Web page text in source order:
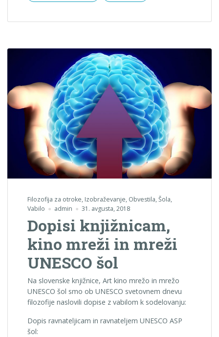
Filozofija za otroke, Izobraževanje, Obvestila,Šola,
Vabilo
admin 31. avgusta, 2018
Dopisi knjižnicam,
kino mreži in mreži
UNESCO šol
Na slovenske knjižnice, Art kino mrežo in mrežo
UNESCO šol smo ob UNESCO svetovnem dnevu
filozofije naslovili dopise z vabilom k sodelovanju:
Dopis ravnateljicam in ravnateljem UNESCO ASP
šol: